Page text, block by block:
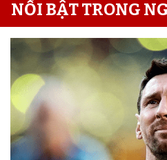
NỔI BẬT TRONG